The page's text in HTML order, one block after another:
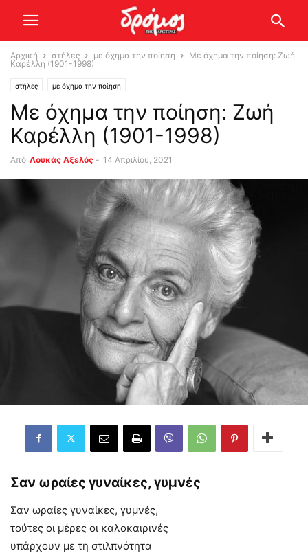
Αρχική στήλες με όχημα την ποίηση
Με όχημα την ποίηση: Ζωή
Καρέλλη (1901-1998)
στήλες με όχημα την ποίηση
Με όχημα την ποίηση: Ζωή
Καρέλλη (1901-1998)
Από Λουκάς Αξελός - 14 Απριλίου, 2021
Σαν ωραίες γυναίκες, γυμνές
Σαν ωραίες γυναίκες, γυμνές,
τούτες οι μέρες οι καλοκαιρινές
υπάρχουν με τη στιλπνότητα